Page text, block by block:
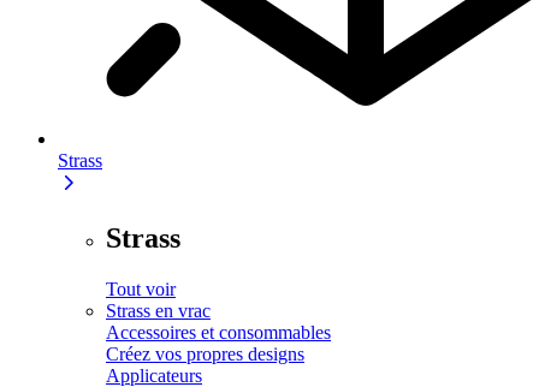
Strass
Strass
Tout voir
Strass en vrac
Accessoires et consommables
Créez vos propres designs
Applicateurs